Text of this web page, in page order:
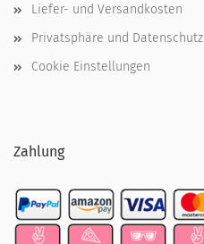
Liefer- und Versandkosten
Privatsphäre und Datenschutz
Cookie Einstellungen
Zahlung